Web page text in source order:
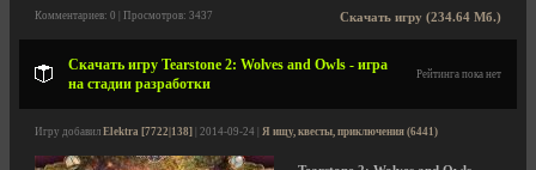
Скачать игру (234.64 Мб.)
Комментариев: 0 | Просмотров: 3437
Скачать игру Tearstone 2: Wolves and Owls - игра
на стадии разработки
Рейтинга пока нет
Игру добавил Elektra [7722|138] | 2014-09-24 | Я ищу, квесты, приключения (6441)